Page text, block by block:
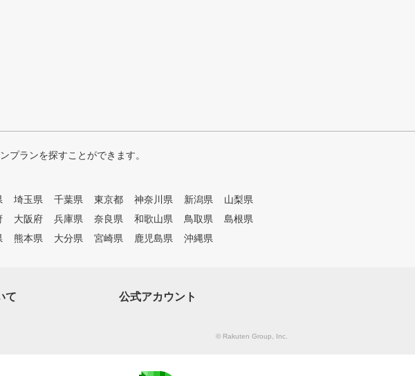
プランを探すことができます。
埼玉県 千葉県 東京都 神奈川県 新潟県
山梨県
大阪府 兵庫県 奈良県 和歌山県 鳥取県
島根県
熊本県 大分県 宮崎県 鹿児島県 沖縄県
て 公式アカウント
© Rakuten Group, Inc.